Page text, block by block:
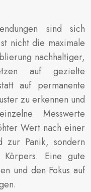
sind sich
nicht die maximale
nachhaltiger,
auf gezielte
auf permanente
zu erkennen und
Messwerte
Wert nach einer
zur Panik, sondern
Eine gute
und den Fokus auf